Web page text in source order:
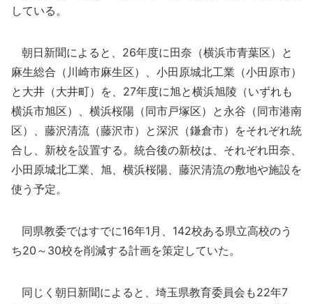
している。
朝日新聞によると、26年度に田奈（横浜市青葉区）と
麻生総合（川崎市麻生区）、小田原城北工業（小田原市）
と大井（大井町）を、27年度に旭と横浜旭陵（いずれも
横浜市旭区）、横浜桜陽（同市戸塚区）と永谷（同市港南
区）、藤沢清流（藤沢市）と深沢（鎌倉市）をそれぞれ統
合し、新校を設置する。統合後の新校は、それぞれ田奈、
小田原城北工業、旭、横浜桜陽、藤沢清流の敷地や施設を
使う予定。
同県教委ではすでに16年1月、142校ある県立高校のう
ち20～30校を削減する計画を策定していた。
同じく朝日新聞によると、埼玉県教育委員会も22年7